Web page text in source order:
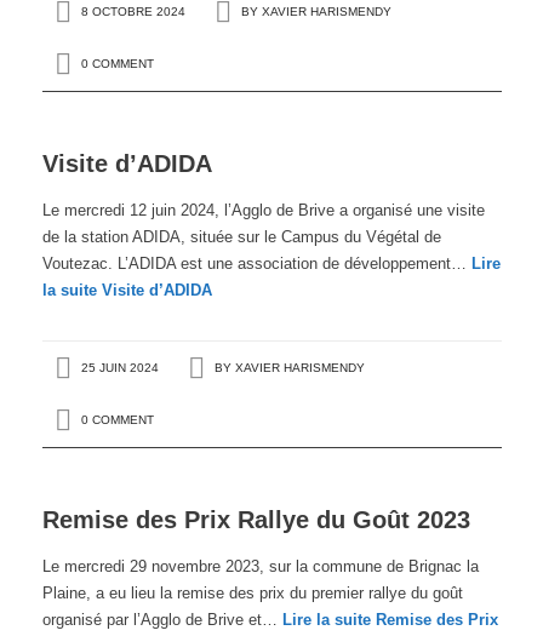
8 OCTOBRE 2024 BY XAVIER HARISMENDY
0 COMMENT
Visite d’ADIDA
Le mercredi 12 juin 2024, l’Agglo de Brive a organisé une visite
de la station ADIDA, située sur le Campus du Végétal de
Voutezac. L’ADIDA est une association de développement… Lire
la suiteVisite d’ADIDA
25 JUIN 2024 BY XAVIER HARISMENDY
0 COMMENT
Remise des Prix Rallye du Goût 2023
Le mercredi 29 novembre 2023, sur la commune de Brignac la
Plaine, a eu lieu la remise des prix du premier rallye du goût
organisé par l’Agglo de Brive et… Lire la suiteRemise des Prix